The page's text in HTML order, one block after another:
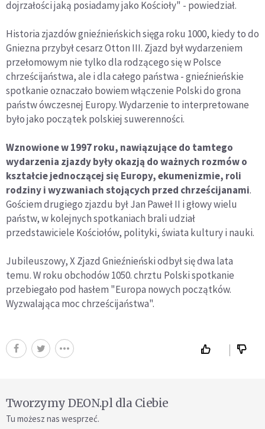
dojrzałości jaką posiadamy jako Kościoły" - powiedział.
Historia zjazdów gnieźnieńskich sięga roku 1000, kiedy to do
Gniezna przybył cesarz Otton III. Zjazd był wydarzeniem
przełomowym nie tylko dla rodzącego się w Polsce
chrześcijaństwa, ale i dla całego państwa - gnieźnieńskie
spotkanie oznaczało bowiem włączenie Polski do grona
państw ówczesnej Europy. Wydarzenie to interpretowane
było jako początek polskiej suwerenności.
Wznowione w 1997 roku, nawiązujące do tamtego
wydarzenia zjazdy były okazją do ważnych rozmów o
kształcie jednoczącej się Europy, ekumenizmie, roli
rodziny i wyzwaniach stojących przed chrześcijanami.
Gościem drugiego zjazdu był Jan Paweł II i głowy wielu
państw, w kolejnych spotkaniach brali udział
przedstawiciele Kościołów, polityki, świata kultury i nauki.
Jubileuszowy, X Zjazd Gnieźnieński odbył się dwa lata
temu. W roku obchodów 1050. chrztu Polski spotkanie
przebiegało pod hasłem "Europa nowych początków.
Wyzwalająca moc chrześcijaństwa".
Tworzymy DEON.pl dla Ciebie
Tu możesz nas wesprzeć.